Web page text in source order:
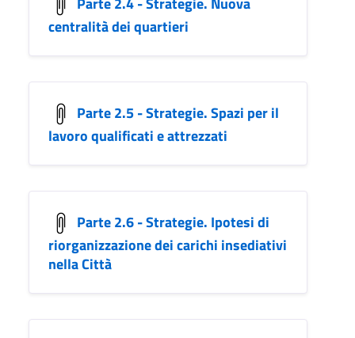
centralità dei quartieri
Parte 2.5 - Strategie. Spazi per il
lavoro qualificati e attrezzati
Parte 2.6 - Strategie. Ipotesi di
riorganizzazione dei carichi insediativi
nella Città